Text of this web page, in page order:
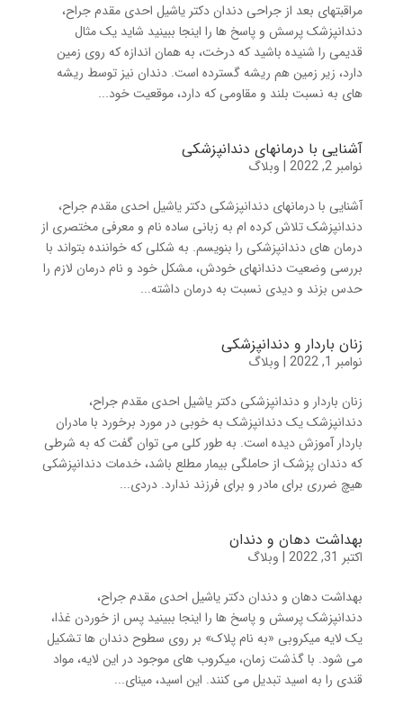
مراقبتهای بعد از جراحی دندان دکتر یاشیل احدی مقدم جراح،
دندانپزشک پرسش و پاسخ ها را اینجا ببینید شاید یک مثال
قدیمی را شنیده باشید که درخت، به همان اندازه که روی زمین
دارد، زیر زمین هم ریشه گسترده است. دندان نیز توسط ریشه
های به نسبت بلند و مقاومی که دارد، موقعیت خود...
آشنایی با درمانهای دندانپزشکی
نوامبر 2, 2022 | وبلاگ
آشنایی با درمانهای دندانپزشکی دکتر یاشیل احدی مقدم جراح،
دندانپزشک تلاش کرده ام به زبانی ساده نام و معرفی مختصری از
درمان های دندانپزشکی را بنویسم. به شکلی که خواننده بتواند با
بررسی وضعیت دندانهای خودش، مشکل خود و نام درمان لازم را
حدس بزند و دیدی نسبت به درمان داشته...
زنان باردار و دندانپزشکی
نوامبر 1, 2022 | وبلاگ
زنان باردار و دندانپزشکی دکتر یاشیل احدی مقدم جراح،
دندانپزشک یک دندانپزشک به خوبی در مورد برخورد با مادران
باردار آموزش دیده است. به طور کلی می توان گفت که به شرطی
که دندان پزشک از حاملگی بیمار مطلع باشد، خدمات دندانپزشکی
هیچ ضرری برای مادر و برای فرزند ندارد. دردی...
بهداشت دهان و دندان
اکتبر 31, 2022 | وبلاگ
بهداشت دهان و دندان دکتر یاشیل احدی مقدم جراح،
دندانپزشک پرسش و پاسخ ها را اینجا ببینید پس از خوردن غذا،
یک لایه میکروبی «به نام پلاک» بر روی سطوح دندان ها تشکیل
می شود. با گذشت زمان، میکروب های موجود در این لایه، مواد
قندی را به اسید تبدیل می کنند. این اسید، مینای...